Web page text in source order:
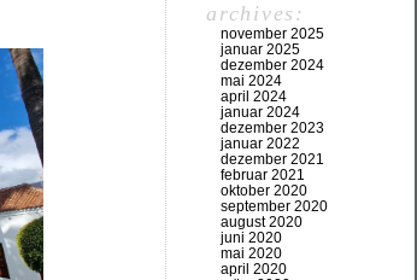
archives:
november 2025
januar 2025
dezember 2024
mai 2024
april 2024
januar 2024
dezember 2023
januar 2022
dezember 2021
februar 2021
oktober 2020
september 2020
august 2020
juni 2020
mai 2020
april 2020